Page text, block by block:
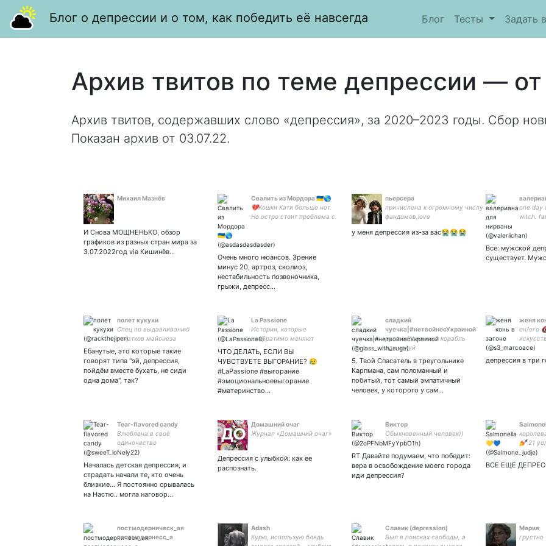
Блог о депрессии и о том, как победить её навсегда Блог Тесты Задать
Архив твитов по теме депрессии —
Архив твитов, содержавших слово «депрессия», за 2020–2023 годы. Сбор
Показан архив от 03.07.22.
Михаил Мазнёв
И Снова МОЩНЕНЬКО, обзор
графиков из разных стран мира за
3.07.2022год via Кишинёв…
Свалить из Мордора 🇺🇦🌎
💔Кошки Кати больше нет.
Но остро стоит проблема с
Очень много нюансов. Зрение
минус 20, артроз, сколиоз,
нестабильность позвоночника,
грыжи, депресс…
пьерсера
причислена к огромному числу
фандомов,love
Бинга,Бамблби,Линчей,Гранат,Юджина
и Эклипсу.мультсериалы наше все, Эд
у меня депрессия из-за вас😭😭😭
one day
witch.
Все: мужской
существует.
полет кукухи
Спец по выдавливанию
остатков майонеза
Ебанутые, это которые такие
говорят типа "эй, депрессия,
пойдём вместе бухать, не сиди
одна дома", так?
La Passione
Истории, которые
необратимо меняют
мечтай вместе с La
Passione!
ЧТО ДЕЛАТЬ, ЕСЛИ ВЫ
ЧУВСТВУЕТЕ ВЫГОРАНИЕ? 😥
#LaPassione #выгорание
#эмоциональноевыгорание
#материнство…
сладкий
чуечка|#нетвойнесУкраиной
русский военный корабль
иди нахуй
5. Твой Спасатель в треугольнике
Карпмана, сам поломанный и
побитый, тот самый эмпатичный
человек, у которого у сам…
женя
он/его
а на
клитор
депрессия в три
Tear-flavored candy
Влюблена в своё
одиночество
Началась детская депрессия, и
страдать начали те, кто очень
близкие… Я постоянно срывалась
на Настю.. могла наговор…
Домашний очаг
Журнал «Домашний очаг»
Депрессия с улыбкой: как ее
распознать.
Виктор
Обыкновенный человек))
RT Давайте подумаем, что победит:
вера в освобождение моего города
иди депрессия?
💅 21
ВСЕ ЕЩЕ
постмодерническ_ая
постмодернесс_а
Adash
Курю, использую блядь
Славик (depression)
Был в поисках свободы, а
Мария
грустно